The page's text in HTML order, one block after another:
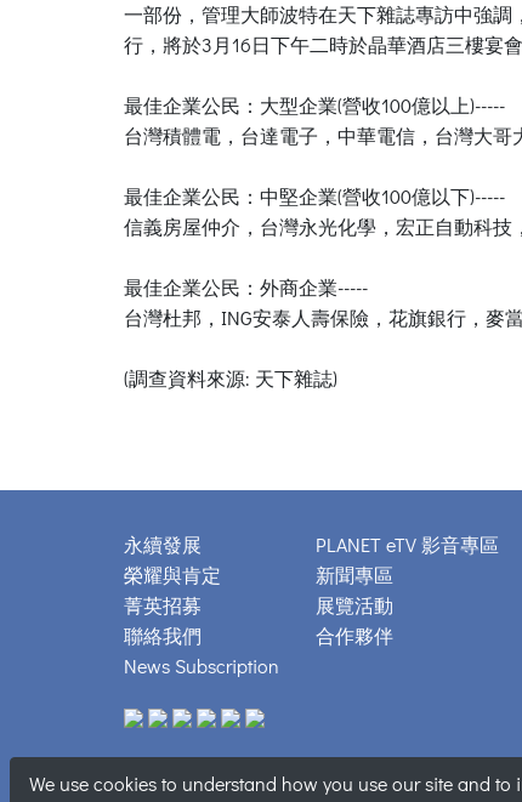
一部份，管理大師波特在天下雜誌專訪中強
行，將於3月16日下午二時於晶華酒店三樓宴
最佳企業公民：大型企業(營收100億以上)-----
台灣積體電，台達電子，中華電信，台灣大
最佳企業公民：中堅企業(營收100億以下)-----
信義房屋仲介，台灣永光化學，宏正自動科
最佳企業公民：外商企業-----
台灣杜邦，ING安泰人壽保險，花旗銀行，麥
(調查資料來源: 天下雜誌)
永續發展
榮耀與肯定
菁英招募
聯絡我們
News Subscription
PLANET eTV 影音專區
新聞專區
展覽活動
合作夥伴
We use cookies to understand how you use our site and